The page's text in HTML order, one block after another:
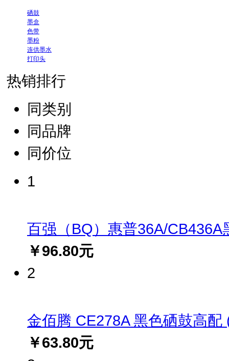
硒鼓
墨盒
色带
墨粉
连供墨水
打印头
热销排行
同类别
同品牌
同价位
1
百强（BQ）惠普36A/
￥96.80元
2
金佰腾 CE278A 黑色硒鼓高
￥63.80元